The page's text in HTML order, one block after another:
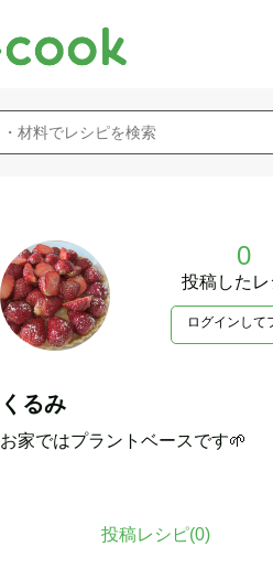
0
投稿した
ログインして
くるみ
お家ではプラントベースです🌱
投稿レシピ(0)